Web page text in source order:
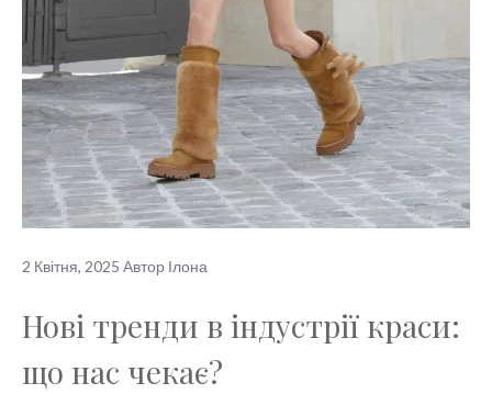
2 Квітня, 2025 Автор Ілона
Нові тренди в індустрії краси:
що нас чекає?